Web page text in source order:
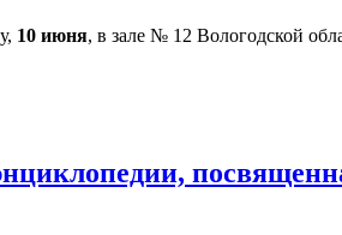
10 июня, в зале № 12 Вологодской